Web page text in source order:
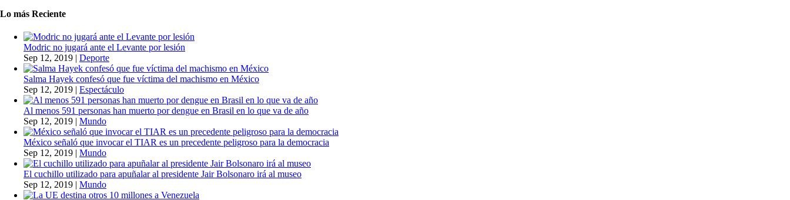
Lo más Reciente
Modric no jugará ante el Levante por lesión
Sep 12, 2019 | Deporte
Salma Hayek confesó que fue víctima del machismo en México
Sep 12, 2019 | Espectáculo
Al menos 591 personas han muerto por dengue en Brasil en lo que va de año
Sep 12, 2019 | Mundo
México señaló que invocar el TIAR es un precedente peligroso para la democracia
Sep 12, 2019 | Mundo
El cuchillo utilizado para apuñalar al presidente Jair Bolsonaro irá al museo
Sep 12, 2019 | Mundo